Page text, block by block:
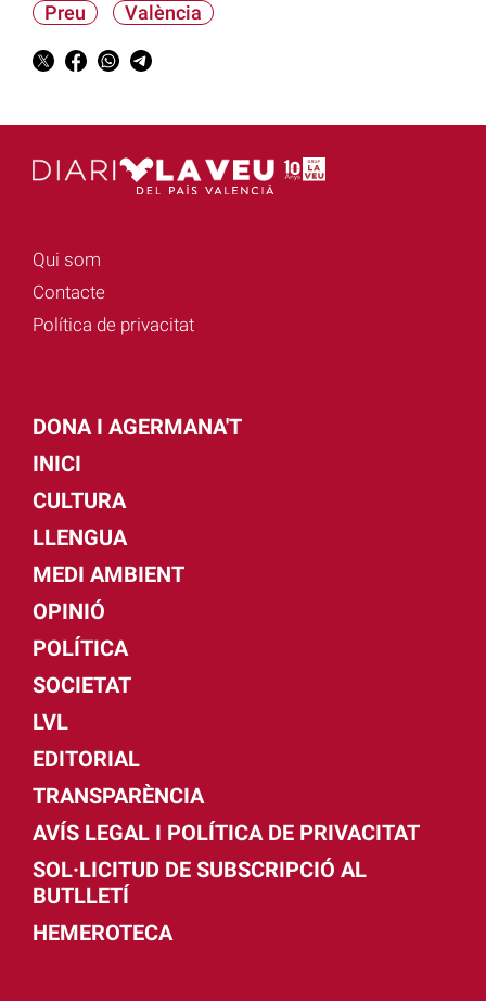
Preu
València
Qui som
Contacte
Política de privacitat
DONA I AGERMANA'T
INICI
CULTURA
LLENGUA
MEDI AMBIENT
OPINIÓ
POLÍTICA
SOCIETAT
LVL
EDITORIAL
TRANSPARÈNCIA
AVÍS LEGAL I POLÍTICA DE PRIVACITAT
SOL·LICITUD DE SUBSCRIPCIÓ AL
BUTLLETÍ
HEMEROTECA